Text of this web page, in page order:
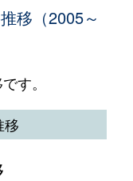
移（2005～
す。
移